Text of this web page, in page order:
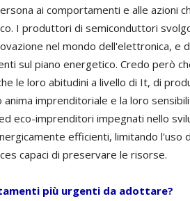
ai comportamenti e alle azioni
I produttori di semiconduttori
nel mondo dell'elettronica, e
sul piano energetico. Credo però
le loro abitudini a livello di It, di
imprenditoriale e la loro
eco-imprenditori impegnati nello
efficienti, limitando l'uso
capaci di preservare le risorse.
più urgenti da adottare?